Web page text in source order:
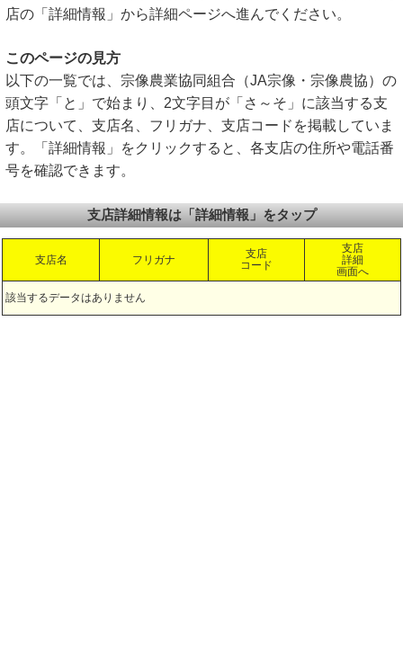
店の「詳細情報」から詳細ページへ進んでください。
このページの見方
以下の一覧では、宗像農業協同組合（JA宗像・宗像農協）の
頭文字「と」で始まり、2文字目が「さ～そ」に該当する支
店について、支店名、フリガナ、支店コードを掲載していま
す。「詳細情報」をクリックすると、各支店の住所や電話番
号を確認できます。
支店詳細情報は「詳細情報」をタップ
支店名 フリガナ
支店
コード
支店
詳細
画面へ
該当するデータはありません